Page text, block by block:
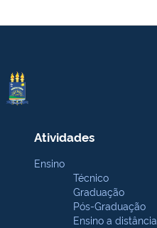
Atividades
Ensino
Técnico
Graduação
Pós-Graduação
Ensino a distância